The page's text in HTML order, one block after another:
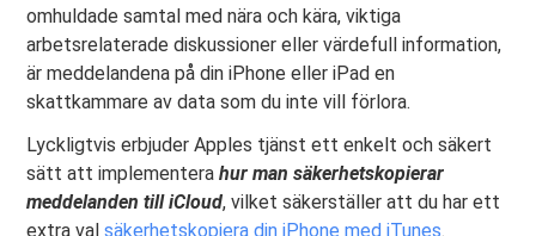
omhuldade samtal med nära och kära, viktiga
arbetsrelaterade diskussioner eller värdefull information,
är meddelandena på din iPhone eller iPad en
skattkammare av data som du inte vill förlora.
Lyckligtvis erbjuder Apples tjänst ett enkelt och säkert
sätt att implementerahur man säkerhetskopierar
meddelanden till iCloud, vilket säkerställer att du har ett
extra valsäkerhetskopiera din iPhone med iTunes.